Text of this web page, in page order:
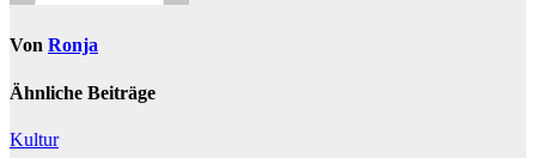
Von Ronja
Ähnliche Beiträge
Kultur